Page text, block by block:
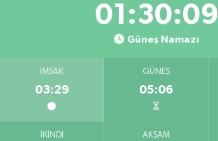
01:30:08
Güneş Namazı
İMSAK
03:29
GÜNEŞ
05:06
İKINDI AKŞAM